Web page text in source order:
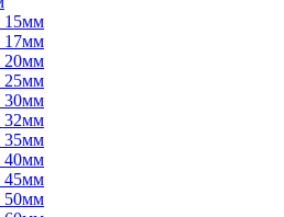
15мм
17мм
20мм
25мм
30мм
32мм
35мм
40мм
45мм
50мм